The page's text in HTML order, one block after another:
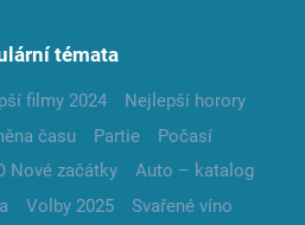
témata
filmy 2024
Nejlepší horory
času Partie
Počasí
Nové začátky
Auto – katalog
Volby 2025
Svařené víno